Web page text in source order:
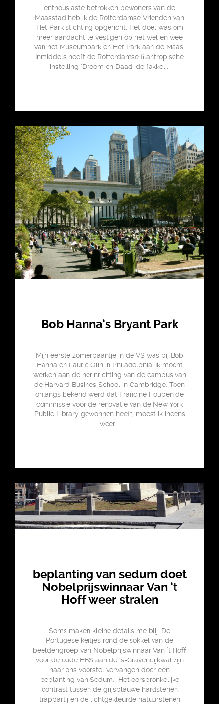
enthousiaste betrokken bewoners van de
Maasstad heb ik de Rotterdamse Vrienden van
Het Park stichting opgericht. Het doel was om
meer aandacht te vestigen op het wel en wee
van het Museumpark en Het Park aan de Maas.
Inmiddels heeft de Rotterdamse filantropische
instelling ‘Droom en Daad’ de fakkel...
Bob Hanna’s Bryant Park
Mijn eerste zomerbaantje in de VS was bij Bob
Hanna en Laurie Olin in Philadelphia. Ik mocht
werken aan de herinrichting van de campus van
de Harvard Busines School in Cambridge. Toen
onlangs bekend werd dat Francine Houben de
commissie voor de renovatie van de New York
Public Library gewonnen heeft, moest ik ineens
weer...
beplanting van sedum doet
Nobelprijswinnaar Van ’t
Hoff weer stralen
Soms maken kleine details me blij. De
Portugese keitjes rond de sokkel van de
beeldengroep van Nobelprijswinnaar Van ’t Hoff
voor de oude HBS aan de ‘s-Gravendijkwal zijn
naar ons voorstel vervangen door een
beplanting van Sedum. Het oorspronkelijke
contrast tussen de grijsblauwe hardstenen
trappartij en de lichtgekleurde natuurstenen